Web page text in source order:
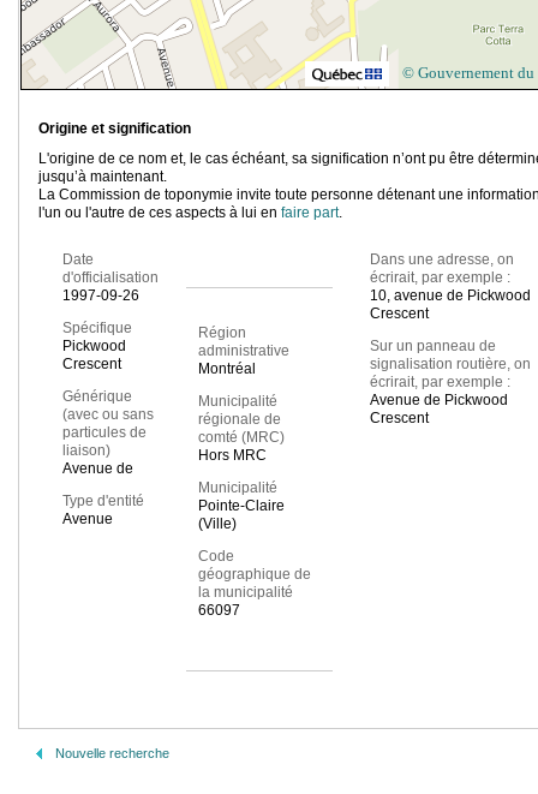
© Gouvernement du
Origine et signification
L'origine de ce nom et, le cas échéant, sa signification n’ont pu être
jusqu’à maintenant.
La Commission de toponymie invite toute personne détenant une
l'un ou l'autre de ces aspects à lui en faire part.
Date
d'officialisation
1997-09-26
Spécifique
Pickwood
Crescent
Générique
(avec ou sans
particules de
liaison)
Avenue de
Type d'entité
Avenue
Région
administrative
Montréal
Municipalité
régionale de
comté (MRC)
Hors MRC
Municipalité
Pointe-Claire
(Ville)
Code
géographique de
la municipalité
66097
Dans une adresse, on
écrirait, par exemple :
10, avenue de Pickwood
Crescent
Sur un panneau de
signalisation routière, on
écrirait, par exemple :
Avenue de Pickwood
Crescent
Nouvelle recherche